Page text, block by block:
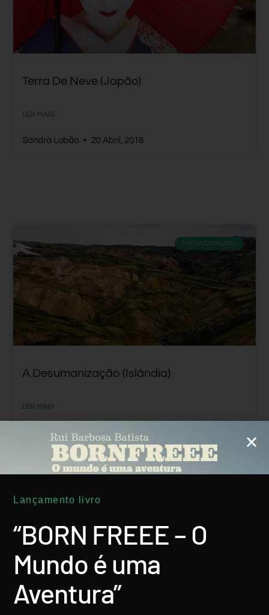
Terra De Neve (Japão)
LER MAIS
Sandra Lobão 20 Abril, 2018
POESIA DO MUNDO
A Desumanização (Islândia)
LER MAIS
Sandra Lobão 28 Março, 2018
POESIA DO MUNDO
Lançamento livro
“BORN FREEE – O
Mundo é uma
Aventura”